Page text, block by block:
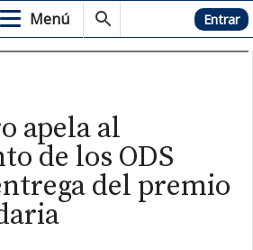
Menú Hemeroteca Entrar
apela al
de los ODS
del premio